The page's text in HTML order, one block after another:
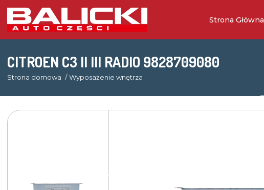
Strona Główna
CITROEN C3 II III RADIO 9828709080
Strona domowa Wyposażenie wnętrza